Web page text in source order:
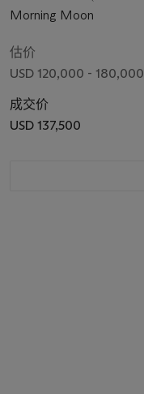
Morning Moon
估价
USD 120,000 - 180,000
成交价
USD 137,500